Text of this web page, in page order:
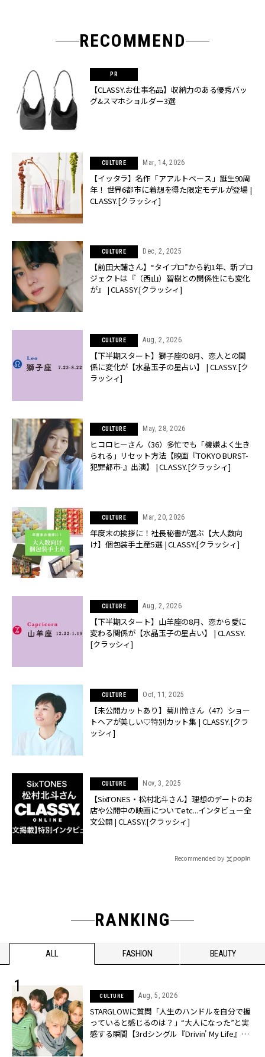
RECOMMEND
【CLASSY.お仕事名品】収納力のある優秀バッ
グ&スマホショルダー3選
CULTURE Mar, 14, 2026
【イッタラ】名作「アアルトベース」誕生90周
年！ 世界6都市に着想を得た限定モデルが登場 |
CLASSY.[クラッシィ]
CULTURE Dec, 2, 2025
【前田大輔さん】“タイプロ”から約1年、新プロ
ジェクトは『（西山）智樹との関係性にも変化
が』 | CLASSY.[クラッシィ]
CULTURE Aug, 2, 2026
【下半期スタート】獅子座の8月、恋人との関
係に変化が【水晶玉子の星占い】 | CLASSY.[ク
ラッシィ]
CULTURE May, 28, 2026
ヒコロヒーさん（36）多忙でも「機嫌よく生き
られる」リセット方法【映画『TOKYO BURST-
犯罪都市-』出演】 | CLASSY.[クラッシィ]
CULTURE Mar, 20, 2026
年度末の挨拶に！社長秘書が選ぶ【大人数向
け】個包装手土産5選 | CLASSY.[クラッシィ]
CULTURE Aug, 2, 2026
【下半期スタート】山羊座の8月、恋から愛に
変わる関係が【水晶玉子の星占い】 | CLASSY.
[クラッシィ]
CULTURE Oct, 11, 2025
【未公開カットあり】菊川怜さん（47）ショー
トヘアが美しい♡特別カット集 | CLASSY.[クラ
ッシィ]
CULTURE Nov, 3, 2025
【SixTONES・松村北斗さん】理想のデートのお
店や公開中の映画についてetc...インタビュー全
文公開 | CLASSY.[クラッシィ]
Recommended by
RANKING
ALL FASHION BEAUTY
CULTURE Aug, 5, 2026
STARGLOWに質問「人生のハンドルを自分で握
っていると感じるのは？」“大️人になった”と実
感する瞬間【3rdシングル『Drivin' My Life』発